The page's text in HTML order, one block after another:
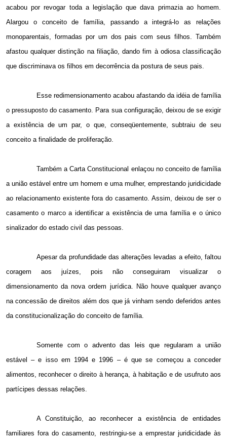
acabou por revogar toda a legislação que dava primazia ao homem.
Alargou o conceito de família, passando a integrá-lo as relações
monoparentais, formadas por um dos pais com seus filhos. Também
afastou qualquer distinção na filiação, dando fim à odiosa classificação
que discriminava os filhos em decorrência da postura de seus pais.
Esse redimensionamento acabou afastando da idéia de família
o pressuposto do casamento. Para sua configuração, deixou de se exigir
a existência de um par, o que, conseqüentemente, subtraiu de seu
conceito a finalidade de proliferação.
Também a Carta Constitucional enlaçou no conceito de família
a união estável entre um homem e uma mulher, emprestando juridicidade
ao relacionamento existente fora do casamento. Assim, deixou de ser o
casamento o marco a identificar a existência de uma família e o único
sinalizador do estado civil das pessoas.
Apesar da profundidade das alterações levadas a efeito, faltou
coragem aos juízes, pois não conseguiram visualizar o
dimensionamento da nova ordem jurídica. Não houve qualquer avanço
na concessão de direitos além dos que já vinham sendo deferidos antes
da constitucionalização do conceito de família.
Somente com o advento das leis que regularam a união
estável – e isso em 1994 e 1996 – é que se começou a conceder
alimentos, reconhecer o direito à herança, à habitação e de usufruto aos
partícipes dessas relações.
A Constituição, ao reconhecer a existência de entidades
familiares fora do casamento, restringiu-se a emprestar juridicidade às